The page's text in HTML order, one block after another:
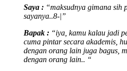
Saya : “maksudnya gimana sih
sayanya..8-|”
Bapak : “iya, kamu kalau jadi
cuma pintar secara akademis,
dengan orang lain juga bagus,
dengan orang lain.. “